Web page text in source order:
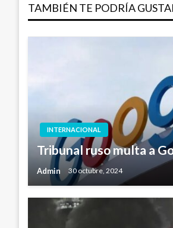
entradas
TAMBIÉN TE PODRÍA
INTERNACIONAL
Tribunal ruso multa a
Admin 30 octubre, 2024